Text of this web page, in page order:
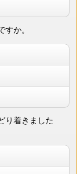
すか。
り着きました